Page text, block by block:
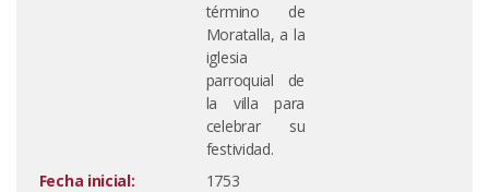
término de
Moratalla, a la
iglesia
parroquial de
la villa para
celebrar su
festividad.
Fecha inicial:
1753